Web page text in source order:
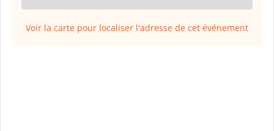
Voir la carte pour localiser l'adresse de cet événement